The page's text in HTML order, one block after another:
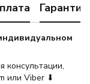
Гарантия
консультации,
или Viber ⬇